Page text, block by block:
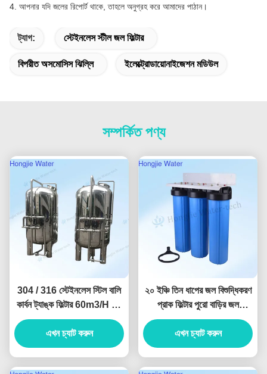
4. আপনার যদি জলের রিপোর্ট থাকে, তাহলে অনুগ্রহ করে আমাদের পাঠান।
ট্যাগ: স্টেইনলেস স্টীল জল ফিল্টার
বিপরীত অসমোসিস ঝিল্লি ইলেক্ট্রোডায়োনাইজেশন মডিউল
সম্পর্কিত পণ্য
304 / 316 স্টেইনলেস স্টিল বালি
কার্বন ট্যাঙ্ক ফিল্টার 60m3/H জল
শোধন সরঞ্জাম আনুষাঙ্গিক
এখন চ্যাট করুন
২০ ইঞ্চি তিন ধাপের জল বিশুদ্ধিকরণ
প্রাক ফিল্টার পুরো বাড়ির জল
বিশুদ্ধিকরণের জন্য
এখন চ্যাট করুন